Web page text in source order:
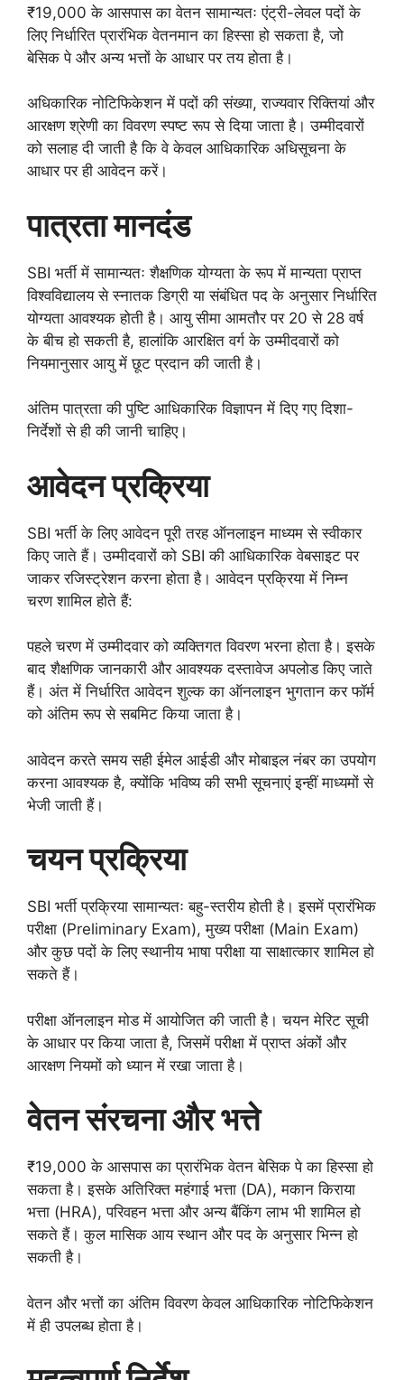
₹19,000 के आसपास का वेतन सामान्यतः एंट्री-लेवल पदों के
लिए निर्धारित प्रारंभिक वेतनमान का हिस्सा हो सकता है, जो
बेसिक पे और अन्य भत्तों के आधार पर तय होता है।
अधिकारिक नोटिफिकेशन में पदों की संख्या, राज्यवार रिक्तियां और
आरक्षण श्रेणी का विवरण स्पष्ट रूप से दिया जाता है। उम्मीदवारों
को सलाह दी जाती है कि वे केवल आधिकारिक अधिसूचना के
आधार पर ही आवेदन करें।
पात्रता मानदंड
SBI भर्ती में सामान्यतः शैक्षणिक योग्यता के रूप में मान्यता प्राप्त
विश्वविद्यालय से स्नातक डिग्री या संबंधित पद के अनुसार निर्धारित
योग्यता आवश्यक होती है। आयु सीमा आमतौर पर 20 से 28 वर्ष
के बीच हो सकती है, हालांकि आरक्षित वर्ग के उम्मीदवारों को
नियमानुसार आयु में छूट प्रदान की जाती है।
अंतिम पात्रता की पुष्टि आधिकारिक विज्ञापन में दिए गए दिशा-
निर्देशों से ही की जानी चाहिए।
आवेदन प्रक्रिया
SBI भर्ती के लिए आवेदन पूरी तरह ऑनलाइन माध्यम से स्वीकार
किए जाते हैं। उम्मीदवारों को SBI की आधिकारिक वेबसाइट पर
जाकर रजिस्ट्रेशन करना होता है। आवेदन प्रक्रिया में निम्न
चरण शामिल होते हैं:
पहले चरण में उम्मीदवार को व्यक्तिगत विवरण भरना होता है। इसके
बाद शैक्षणिक जानकारी और आवश्यक दस्तावेज अपलोड किए जाते
हैं। अंत में निर्धारित आवेदन शुल्क का ऑनलाइन भुगतान कर फॉर्म
को अंतिम रूप से सबमिट किया जाता है।
आवेदन करते समय सही ईमेल आईडी और मोबाइल नंबर का उपयोग
करना आवश्यक है, क्योंकि भविष्य की सभी सूचनाएं इन्हीं माध्यमों से
भेजी जाती हैं।
चयन प्रक्रिया
SBI भर्ती प्रक्रिया सामान्यतः बहु-स्तरीय होती है। इसमें प्रारंभिक
परीक्षा (Preliminary Exam), मुख्य परीक्षा (Main Exam)
और कुछ पदों के लिए स्थानीय भाषा परीक्षा या साक्षात्कार शामिल हो
सकते हैं।
परीक्षा ऑनलाइन मोड में आयोजित की जाती है। चयन मेरिट सूची
के आधार पर किया जाता है, जिसमें परीक्षा में प्राप्त अंकों और
आरक्षण नियमों को ध्यान में रखा जाता है।
वेतन संरचना और भत्ते
₹19,000 के आसपास का प्रारंभिक वेतन बेसिक पे का हिस्सा हो
सकता है। इसके अतिरिक्त महंगाई भत्ता (DA), मकान किराया
भत्ता (HRA), परिवहन भत्ता और अन्य बैंकिंग लाभ भी शामिल हो
सकते हैं। कुल मासिक आय स्थान और पद के अनुसार भिन्न हो
सकती है।
वेतन और भत्तों का अंतिम विवरण केवल आधिकारिक नोटिफिकेशन
में ही उपलब्ध होता है।